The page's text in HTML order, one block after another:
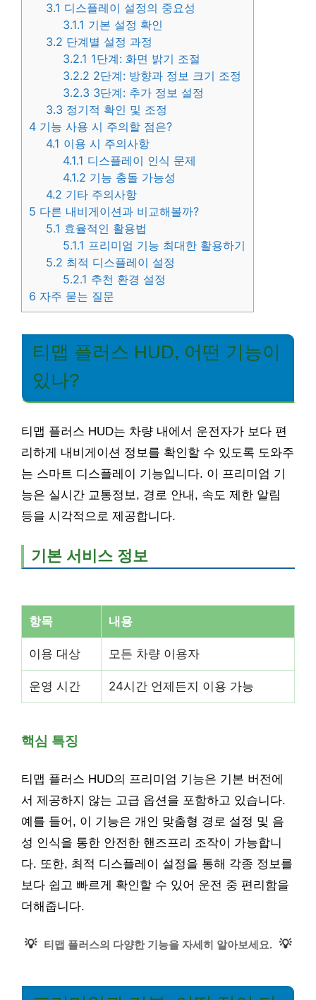
3.1 디스플레이 설정의 중요성
3.1.1 기본 설정 확인
3.2 단계별 설정 과정
3.2.1 1단계: 화면 밝기 조절
3.2.2 2단계: 방향과 정보 크기 조정
3.2.3 3단계: 추가 정보 설정
3.3 정기적 확인 및 조정
4 기능 사용 시 주의할 점은?
4.1 이용 시 주의사항
4.1.1 디스플레이 인식 문제
4.1.2 기능 충돌 가능성
4.2 기타 주의사항
5 다른 내비게이션과 비교해볼까?
5.1 효율적인 활용법
5.1.1 프리미엄 기능 최대한 활용하기
5.2 최적 디스플레이 설정
5.2.1 추천 환경 설정
6 자주 묻는 질문
티맵 플러스 HUD, 어떤 기능이
있나?
티맵 플러스 HUD는 차량 내에서 운전자가 보다 편
리하게 내비게이션 정보를 확인할 수 있도록 도와주
는 스마트 디스플레이 기능입니다. 이 프리미엄 기
능은 실시간 교통정보, 경로 안내, 속도 제한 알림
등을 시각적으로 제공합니다.
기본 서비스 정보
항목 내용
이용 대상 모든 차량 이용자
운영 시간 24시간 언제든지 이용 가능
핵심 특징
티맵 플러스 HUD의 프리미엄 기능은 기본 버전에
서 제공하지 않는 고급 옵션을 포함하고 있습니다.
예를 들어, 이 기능은 개인 맞춤형 경로 설정 및 음
성 인식을 통한 안전한 핸즈프리 조작이 가능합니
다. 또한, 최적 디스플레이 설정을 통해 각종 정보를
보다 쉽고 빠르게 확인할 수 있어 운전 중 편리함을
더해줍니다.
💡 티맵 플러스의 다양한 기능을 자세히 알아보세요. 💡